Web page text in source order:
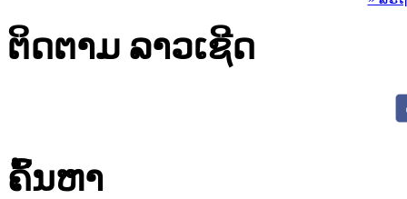
ຕິດຕາມ ລາວເຊີດ
ຄົ້ນຫາ